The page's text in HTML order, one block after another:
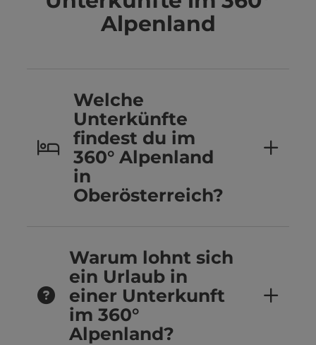
Alpenland
Welche
Unterkünfte
findest du im
360° Alpenland
in
Oberösterreich?
Warum lohnt sich
ein Urlaub in
einer Unterkunft
im 360°
Alpenland?